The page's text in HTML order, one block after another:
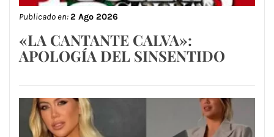
Publicado en:2 Ago 2026
«LA CANTANTE CALVA»:
APOLOGÍA DEL SINSENTIDO